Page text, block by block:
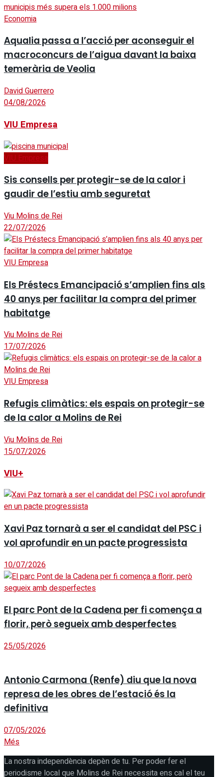
Economia
Aqualia passa a l’acció per aconseguir el
macroconcurs de l’aigua davant la baixa
temerària de Veolia
David Guerrero
04/08/2026
VIU Empresa
VIU Empresa
Sis consells per protegir-se de la calor i
gaudir de l’estiu amb seguretat
Viu Molins de Rei
22/07/2026
VIU Empresa
Els Préstecs Emancipació s’amplien fins als
40 anys per facilitar la compra del primer
habitatge
Viu Molins de Rei
17/07/2026
VIU Empresa
Refugis climàtics: els espais on protegir-se
de la calor a Molins de Rei
Viu Molins de Rei
15/07/2026
VIU+
Xavi Paz tornarà a ser el candidat del PSC i
vol aprofundir en un pacte progressista
10/07/2026
El parc Pont de la Cadena per fi comença a
florir, però segueix amb desperfectes
25/05/2026
Antonio Carmona (Renfe) diu que la nova
represa de les obres de l’estació és la
definitiva
07/05/2026
Més
La nostra independència depèn de tu. Per poder fer el
periodisme local que Molins de Rei necessita ens cal el teu